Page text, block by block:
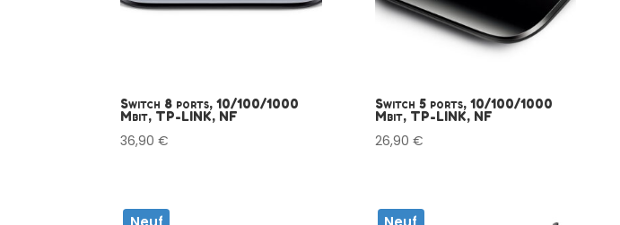
Switch 8 ports, 10/100/1000
Mbit, TP-LINK, NF
36,90€
Switch 5 ports, 10/100/1000
Mbit, TP-LINK, NF
26,90 €